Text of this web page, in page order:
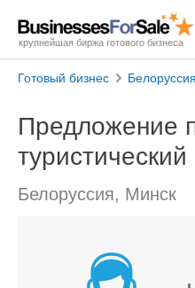
крупнейшая биржа готового бизнеса
Готовый бизнес Белоруссия
Предложение
Белоруссия, Минск